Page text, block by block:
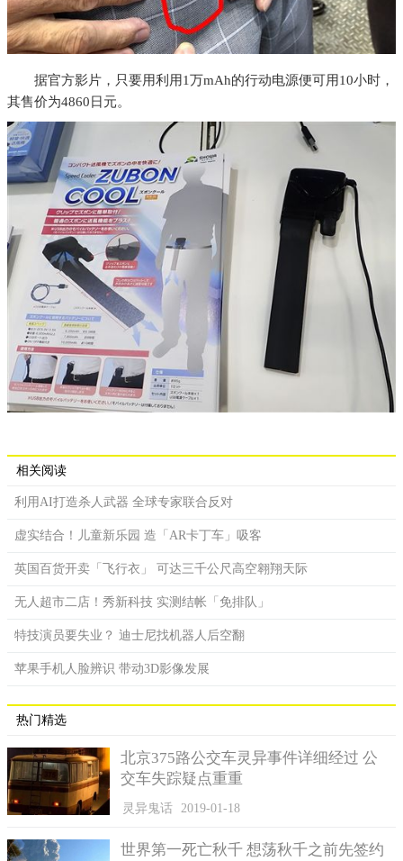
据官方影片，只要用利用1万mAh的行动电源便可用10小时，
其售价为4860日元。
相关阅读
利用AI打造杀人武器 全球专家联合反对
虚实结合！儿童新乐园 造「AR卡丁车」吸客
英国百货开卖「飞行衣」 可达三千公尺高空翱翔天际
无人超市二店！秀新科技 实测结帐「免排队」
特技演员要失业？ 迪士尼找机器人后空翻
苹果手机人脸辨识 带动3D影像发展
热门精选
北京375路公交车灵异事件详细经过 公
交车失踪疑点重重
灵异鬼话 2019-01-18
世界第一死亡秋千 想荡秋千之前先签约